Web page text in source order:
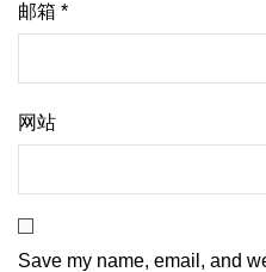
邮箱 *
网站
Save my name, email, and